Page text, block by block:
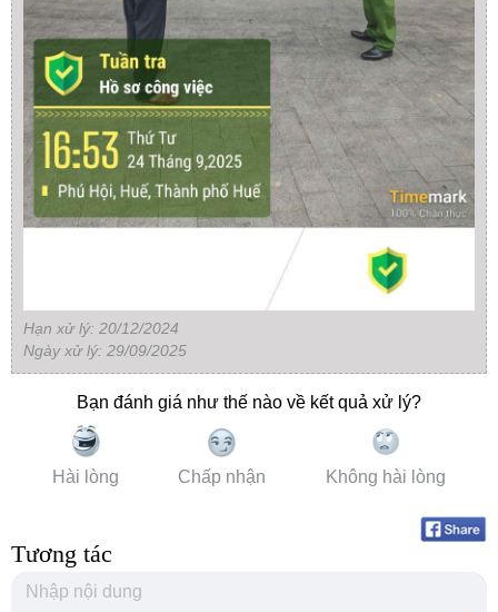
Hạn xử lý: 20/12/2024
Ngày xử lý: 29/09/2025
Bạn đánh giá như thế nào về kết quả xử lý?
Hài lòng Chấp nhận Không hài lòng
Tương tác